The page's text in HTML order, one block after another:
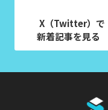
X（Twitter）で
新着記事を見る